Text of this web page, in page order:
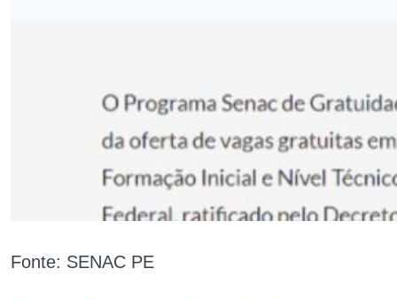
Fonte: SENAC PE